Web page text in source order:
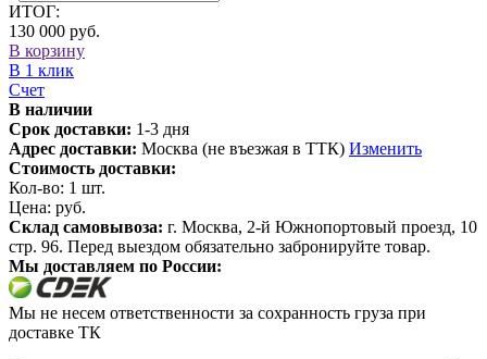
ИТОГ:
130 000 руб.
В корзину
В 1 клик
Счет
В наличии
Срок доставки: 1-3 дня
Адрес доставки: Москва (не въезжая в ТТК) Изменить
Стоимость доставки:
Кол-во: 1 шт.
Цена: руб.
Склад самовывоза: г. Москва, 2-й Южнопортовый проезд, 10
стр. 96. Перед выездом обязательно забронируйте товар.
Мы доставляем по России:
Мы не несем ответственности за сохранность груза при
доставке ТК